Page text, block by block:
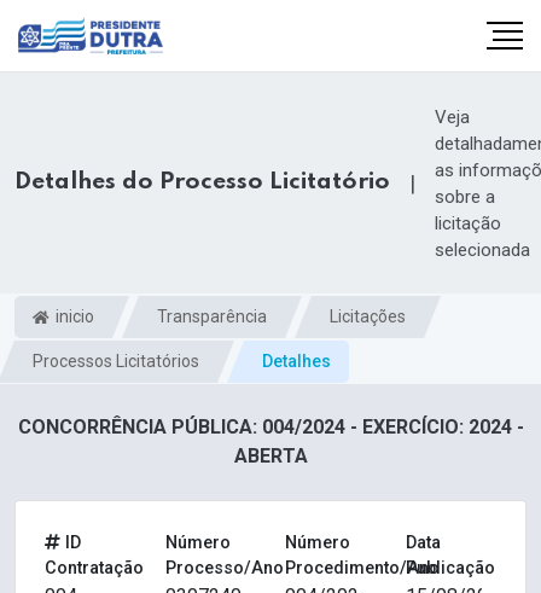
Detalhes do Processo Licitatório |
Veja
as
sobre a
licitação
selecionada
inicio Transparência Licitações
Processos Licitatórios Detalhes
CONCORRÊNCIA PÚBLICA: 004/2024 - EXERCÍCIO: 2024 -
ABERTA
ID
Contratação
Número
Processo/Ano
Número
Procedimento/Ano
Data
Publicação